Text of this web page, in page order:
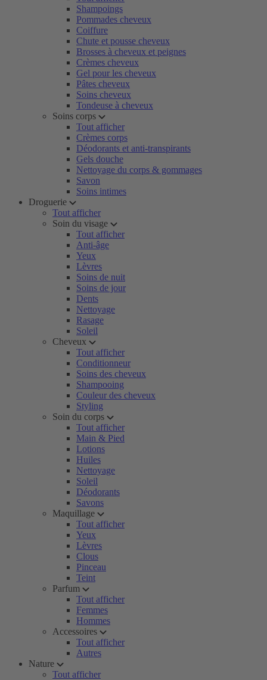
Shampoings
Pommades cheveux
Coiffure
Chute et pousse cheveux
Brosses à cheveux et peignes
Crèmes cheveux
Gel pour les cheveux
Pâtes cheveux
Soins cheveux
Tondeuse à cheveux
Soins corps
Tout afficher
Crèmes corps
Déodorants et anti-transpirants
Gels douche
Nettoyage du corps & gommages
Savon
Soins intimes
Droguerie
Tout afficher
Soin du visage
Tout afficher
Anti-âge
Yeux
Lèvres
Soins de nuit
Soins de jour
Dents
Nettoyage
Rasage
Soleil
Cheveux
Tout afficher
Conditionneur
Soins des cheveux
Shampooing
Couleur des cheveux
Styling
Soin du corps
Tout afficher
Main & Pied
Lotions
Huiles
Nettoyage
Soleil
Déodorants
Savons
Maquillage
Tout afficher
Yeux
Lèvres
Clous
Pinceau
Teint
Parfum
Tout afficher
Femmes
Hommes
Accessoires
Tout afficher
Autres
Nature
Tout afficher